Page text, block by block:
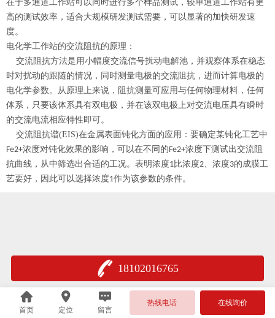
在于多通道工作站可以同时进行多个样品测试，较单通道工作站有更
高的测试效率，适合大规模研发测试需要，可以显著的加快研发速
度。
电化学工作站的交流阻抗的原理：
交流阻抗方法是用小幅度交流信号扰动电解池，并观察体系在稳态
时对扰动的跟随的情况，同时测量电极的交流阻抗，进而计算电极的
电化学参数。从原理上来说，阻抗测量可应用与任何物理材料，任何
体系，只要该体系具有双电极，并在该双电极上对交流电压具有瞬时
的交流电流相应特性即可。
交流阻抗谱(EIS)在金属表面钝化方面的应用：要确定某钝化工艺中
Fe2+浓度对钝化效果的影响，可以在不同的Fe2+浓度下测试出交流阻
抗曲线，从中筛选出合适的工况。表明浓度1比浓度2、浓度3的成膜工
艺要好，因此可以选择浓度1作为该参数的条件。
18102016765
首页 定位 留言
热线电话 在线询价